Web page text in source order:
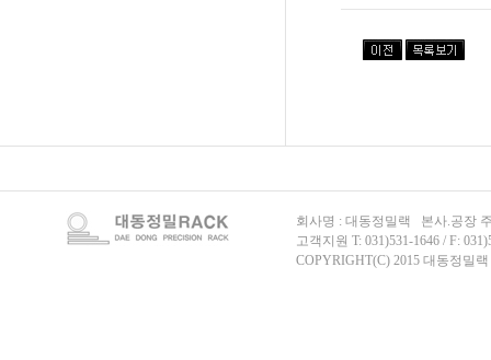
회사명 : 대동정밀랙 본사.공장
고객지원 T: 031)531-1646 / F:
COPYRIGHT(C) 2015 대동정밀